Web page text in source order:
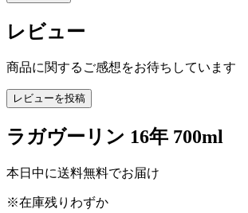
レビュー
商品に関するご感想をお待ちしています
レビューを投稿
ラガヴーリン 16年 700ml
本日中に送料無料でお届け
※在庫残りわずか